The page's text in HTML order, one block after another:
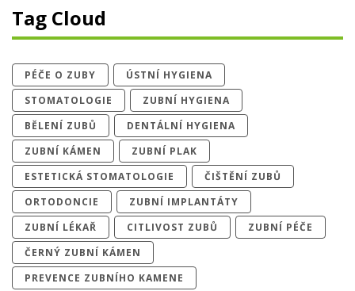
Tag Cloud
PÉČE O ZUBY
ÚSTNÍ HYGIENA
STOMATOLOGIE
ZUBNÍ HYGIENA
BĚLENÍ ZUBŮ
DENTÁLNÍ HYGIENA
ZUBNÍ KÁMEN
ZUBNÍ PLAK
ESTETICKÁ STOMATOLOGIE
ČIŠTĚNÍ ZUBŮ
ORTODONCIE
ZUBNÍ IMPLANTÁTY
ZUBNÍ LÉKAŘ
CITLIVOST ZUBŮ
ZUBNÍ PÉČE
ČERNÝ ZUBNÍ KÁMEN
PREVENCE ZUBNÍHO KAMENE